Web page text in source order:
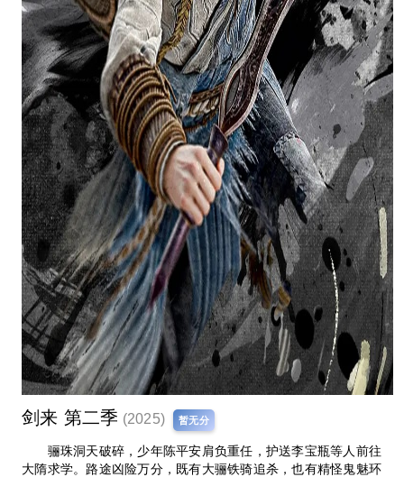
剑来 第二季 (2025) 暂无分
骊珠洞天破碎，少年陈平安肩负重任，护送李宝瓶等人前往
大隋求学。路途凶险万分，既有大骊铁骑追杀，也有精怪鬼魅环